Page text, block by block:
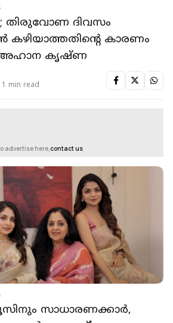
തിരുവോണ ദിവസം
കാരണം
അഹാന കൃഷ്ണ
1 min read
advertise here, contact us
സാധാരണക്കാർ,